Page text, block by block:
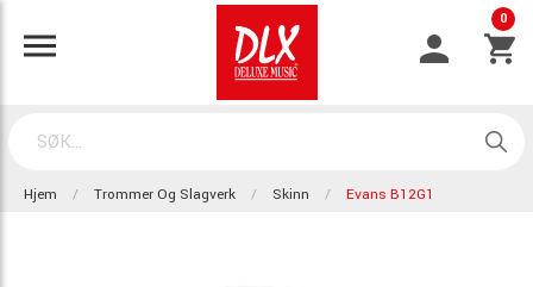
0
Hjem Trommer Og Slagverk Skinn Evans B12G1